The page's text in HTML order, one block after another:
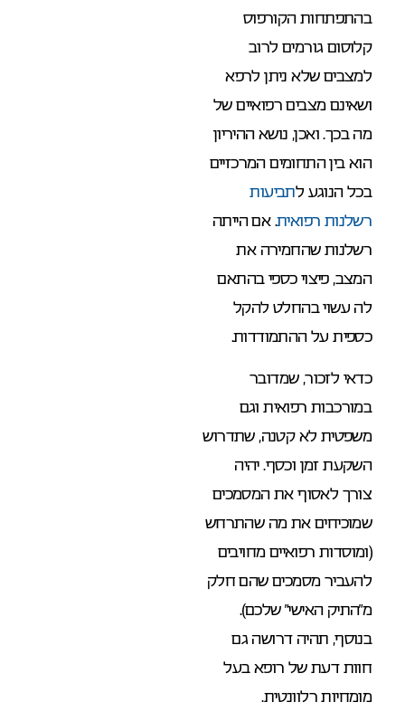
בהתפתחות הקורפוס
קלוסום גורמים לרוב
למצבים שלא ניתן לרפא
ושאינם מצבים רפואיים של
מה בכך. ואכן, נושא ההיריון
הוא בין התחומים המרכזיים
בכל הנוגע לתביעות
רשלנות רפואית. אם הייתה
רשלנות שהחמירה את
המצב, פיצוי כספי בהתאם
לה עשוי בהחלט להקל
כספית על ההתמודדות.
כדאי לזכור, שמדובר
במורכבות רפואית וגם
משפטית לא קטנה, שתדרוש
השקעת זמן וכסף. יהיה
צורך לאסוף את המסמכים
שמוכיחים את מה שהתרחש
(ומוסדות רפואיים מחויבים
להעביר מסמכים שהם חלק
מ”התיק האישי” שלכם).
בנוסף, תהיה דרושה גם
חוות דעת של רופא בעל
מומחיות רלוונטית.